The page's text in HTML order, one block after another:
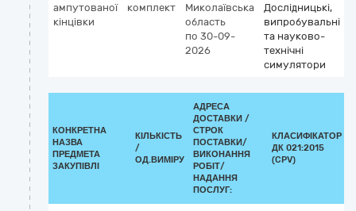
ампутованої
кінцівки
комплект
Миколаївська
область
по 30-09-
2026
Дослідницькі,
випробувальні
та науково-
технічні
симулятори
КОНКРЕТНА
НАЗВА
ПРЕДМЕТА
ЗАКУПІВЛІ
КІЛЬКІСТЬ
/
ОД.ВИМІРУ
АДРЕСА
ДОСТАВКИ /
СТРОК
ПОСТАВКИ/
ВИКОНАННЯ
РОБІТ/
НАДАННЯ
ПОСЛУГ:
КЛАСИФІКАТОР
ДК 021:2015
(CPV)